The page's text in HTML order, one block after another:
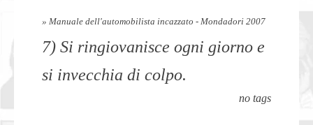
» Manuale dell'automobilista incazzato - Mondadori 2007
7) Si ringiovanisce ogni giorno e
si invecchia di colpo.
no tags